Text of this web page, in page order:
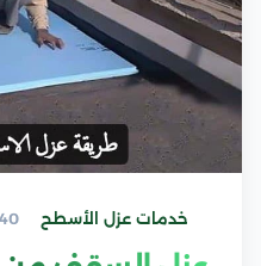
خدمات عزل الأسطح 40